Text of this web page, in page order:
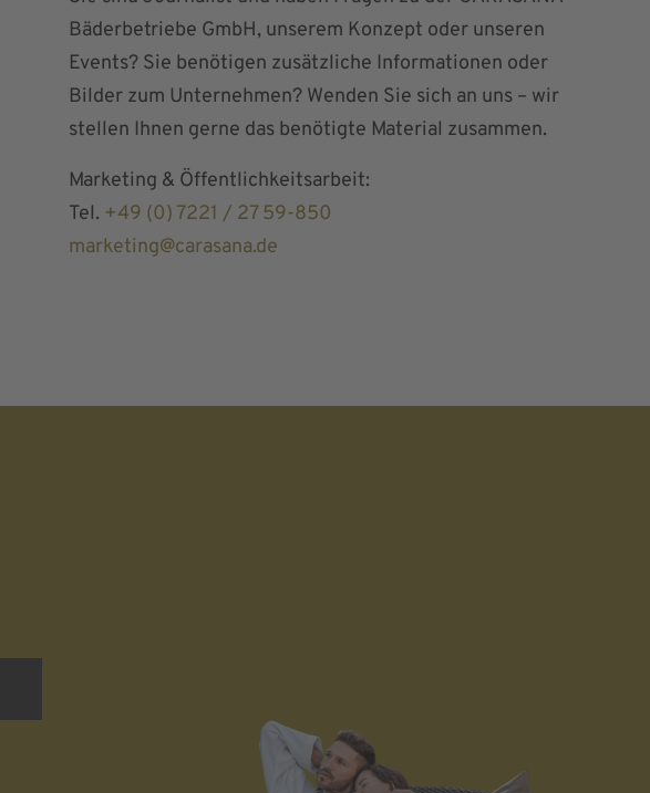
Bäderbetriebe GmbH, unserem Konzept oder unseren
Events? Sie benötigen zusätzliche Informationen oder
Bilder zum Unternehmen? Wenden Sie sich an uns – wir
stellen Ihnen gerne das benötigte Material zusammen.
Marketing & Öffentlichkeitsarbeit:
Tel. +49 (0) 7221 / 27 59-850
marketing@carasana.de